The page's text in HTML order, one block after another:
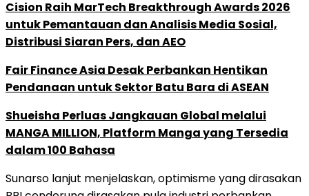
Cision Raih MarTech Breakthrough Awards 2026
untuk Pemantauan dan Analisis Media Sosial,
Distribusi Siaran Pers, dan AEO
Fair Finance Asia Desak Perbankan Hentikan
Pendanaan untuk Sektor Batu Bara di ASEAN
Shueisha Perluas Jangkauan Global melalui
MANGA MILLION, Platform Manga yang Tersedia
dalam 100 Bahasa
Sunarso lanjut menjelaskan, optimisme yang dirasakan